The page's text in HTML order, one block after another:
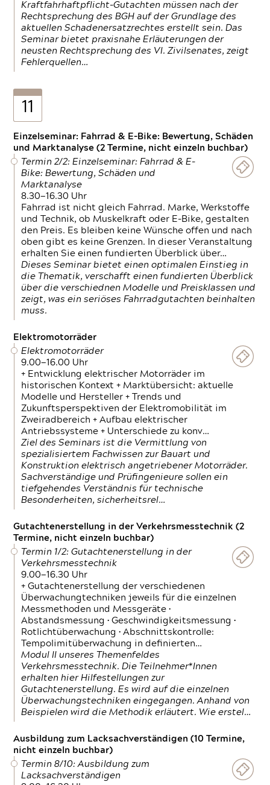
Kraftfahrhaftpflicht-Gutachten müssen nach der
Rechtsprechung des BGH auf der Grundlage des
aktuellen Schadenersatzrechtes erstellt sein. Das
Seminar bietet praxisnahe Erläuterungen der
neusten Rechtsprechung des VI. Zivilsenates, zeigt
Fehlerquellen…
11
Einzelseminar: Fahrrad & E-Bike: Bewertung, Schäden
und Marktanalyse (2 Termine, nicht einzeln buchbar)
Termin 2/2: Einzelseminar: Fahrrad & E-
Bike: Bewertung, Schäden und
Marktanalyse
8.30—16.30 Uhr
Fahrrad ist nicht gleich Fahrrad. Marke, Werkstoffe
und Technik, ob Muskelkraft oder E-Bike, gestalten
den Preis. Es bleiben keine Wünsche offen und nach
oben gibt es keine Grenzen. In dieser Veranstaltung
erhalten Sie einen fundierten Überblick über…
Dieses Seminar bietet einen optimalen Einstieg in
die Thematik, verschafft einen fundierten Überblick
über die verschiednen Modelle und Preisklassen und
zeigt, was ein seriöses Fahrradgutachten beinhalten
muss.
Elektromotorräder
Elektromotorräder
9.00—16.00 Uhr
+ Entwicklung elektrischer Motorräder im
historischen Kontext + Marktübersicht: aktuelle
Modelle und Hersteller + Trends und
Zukunftsperspektiven der Elektromobilität im
Zweiradbereich + Aufbau elektrischer
Antriebssysteme + Unterschiede zu konv…
Ziel des Seminars ist die Vermittlung von
spezialisiertem Fachwissen zur Bauart und
Konstruktion elektrisch angetriebener Motorräder.
Sachverständige und Prüfingenieure sollen ein
tiefgehendes Verständnis für technische
Besonderheiten, sicherheitsrel…
Gutachtenerstellung in der Verkehrsmesstechnik (2
Termine, nicht einzeln buchbar)
Termin 1/2: Gutachtenerstellung in der
Verkehrsmesstechnik
9.00—16.30 Uhr
+ Gutachtenerstellung der verschiedenen
Überwachungtechniken jeweils für die einzelnen
Messmethoden und Messgeräte •
Abstandsmessung • Geschwindigkeitsmessung •
Rotlichtüberwachung • Abschnittskontrolle:
Tempolimitüberwachung in definierten…
Modul II unseres Themenfeldes
Verkehrsmesstechnik. Die Teilnehmer*Innen
erhalten hier Hilfestellungen zur
Gutachtenerstellung. Es wird auf die einzelnen
Überwachungstechniken eingegangen. Anhand von
Beispielen wird die Methodik erläutert. Wie erstel…
Ausbildung zum Lacksachverständigen (10 Termine,
nicht einzeln buchbar)
Termin 8/10: Ausbildung zum
Lacksachverständigen